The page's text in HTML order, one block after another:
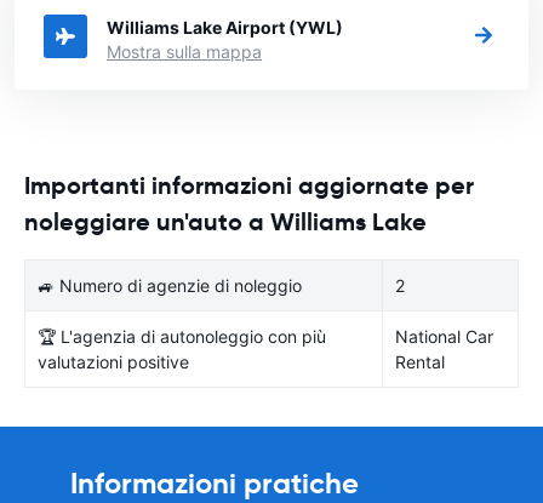
Williams Lake Airport (YWL)
Mostra sulla mappa
Importanti informazioni aggiornate per
noleggiare un'auto a Williams Lake
🚙 Numero di agenzie di noleggio 2
🏆 L'agenzia di autonoleggio con più
valutazioni positive
National Car
Rental
Informazioni pratiche